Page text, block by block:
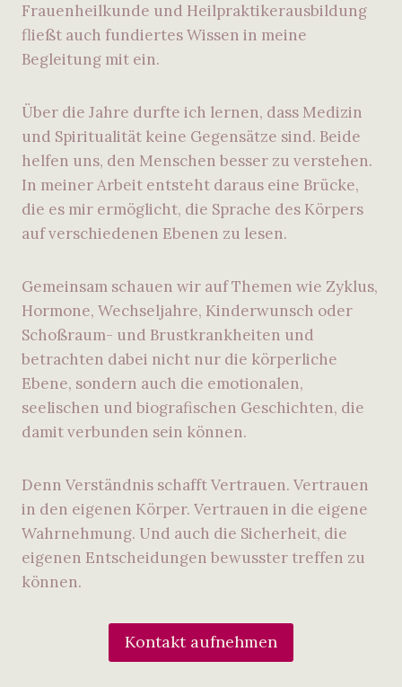
Frauenheilkunde und Heilpraktikerausbildung
fließt auch fundiertes Wissen in meine
Begleitung mit ein.
Über die Jahre durfte ich lernen, dass Medizin
und Spiritualität keine Gegensätze sind. Beide
helfen uns, den Menschen besser zu verstehen.
In meiner Arbeit entsteht daraus eine Brücke,
die es mir ermöglicht, die Sprache des Körpers
auf verschiedenen Ebenen zu lesen.
Gemeinsam schauen wir auf Themen wie Zyklus,
Hormone, Wechseljahre, Kinderwunsch oder
Schoßraum- und Brustkrankheiten und
betrachten dabei nicht nur die körperliche
Ebene, sondern auch die emotionalen,
seelischen und biografischen Geschichten, die
damit verbunden sein können.
Denn Verständnis schafft Vertrauen. Vertrauen
in den eigenen Körper. Vertrauen in die eigene
Wahrnehmung. Und auch die Sicherheit, die
eigenen Entscheidungen bewusster treffen zu
können.
Kontakt aufnehmen